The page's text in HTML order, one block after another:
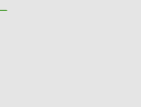
de duurzame